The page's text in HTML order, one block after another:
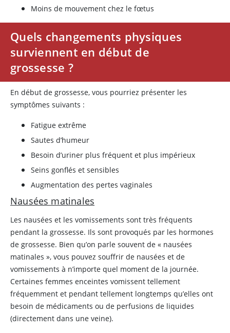
Moins de mouvement chez le fœtus
Quels changements physiques
surviennent en début de
grossesse ?
En début de grossesse, vous pourriez présenter les
symptômes suivants :
Fatigue extrême
Sautes d’humeur
Besoin d’uriner plus fréquent et plus impérieux
Seins gonflés et sensibles
Augmentation des pertes vaginales
Nausées matinales
Les nausées et les vomissements sont très fréquents
pendant la grossesse. Ils sont provoqués par les hormones
de grossesse. Bien qu’on parle souvent de « nausées
matinales », vous pouvez souffrir de nausées et de
vomissements à n’importe quel moment de la journée.
Certaines femmes enceintes vomissent tellement
fréquemment et pendant tellement longtemps qu’elles ont
besoin de médicaments ou de perfusions de liquides
(directement dans une veine).